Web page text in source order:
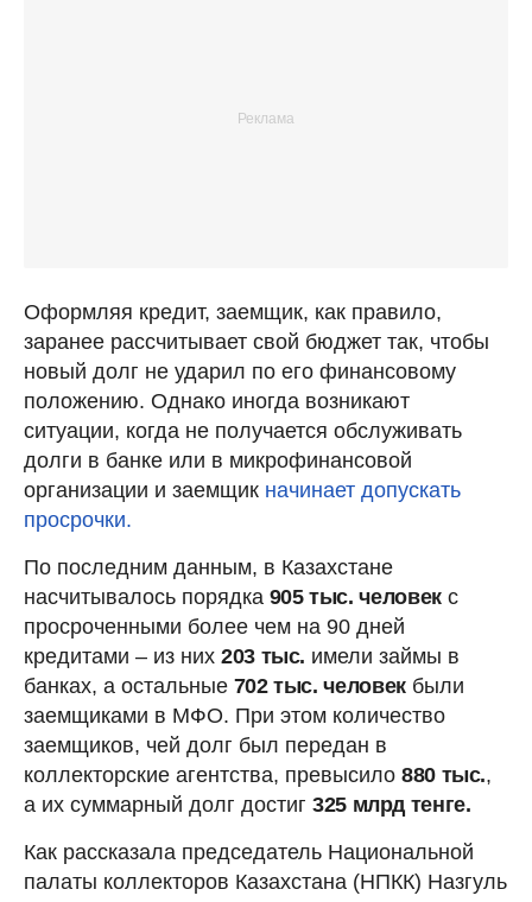
Оформляя кредит, заемщик, как правило,
заранее рассчитывает свой бюджет так, чтобы
новый долг не ударил по его финансовому
положению. Однако иногда возникают
ситуации, когда не получается обслуживать
долги в банке или в микрофинансовой
организации и заемщик начинает допускать
просрочки.
По последним данным, в Казахстане
насчитывалось порядка 905 тыс. человекс
просроченными более чем на 90 дней
кредитами – из них 203 тыс. имели займы в
банках, а остальные 702 тыс. человекбыли
заемщиками в МФО. При этом количество
заемщиков, чей долг был передан в
коллекторские агентства, превысило 880 тыс.,
а их суммарный долг достиг 325 млрд тенге.
Как рассказала председатель Национальной
палаты коллекторов Казахстана (НПКК) Назгуль